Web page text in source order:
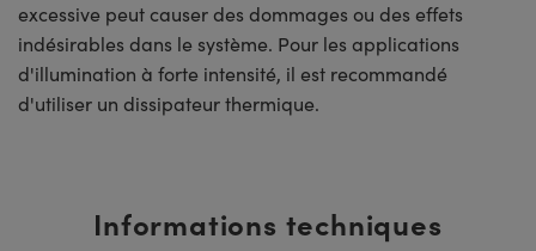
excessive peut causer des dommages ou des effets
indésirables dans le système. Pour les applications
d'illumination à forte intensité, il est recommandé
d'utiliser un dissipateur thermique.
Informations techniques